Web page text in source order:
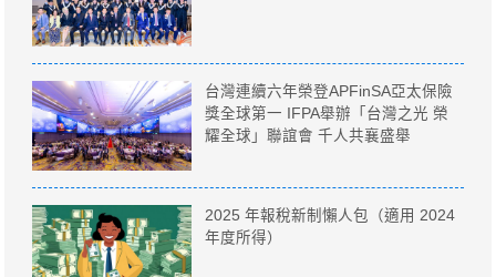
台灣連續六年榮登APFinSA亞太保險
獎全球第一 IFPA舉辦「台灣之光 榮
耀全球」聯誼會 千人共襄盛舉
2025 年報稅新制懶人包（適用 2024
年度所得）